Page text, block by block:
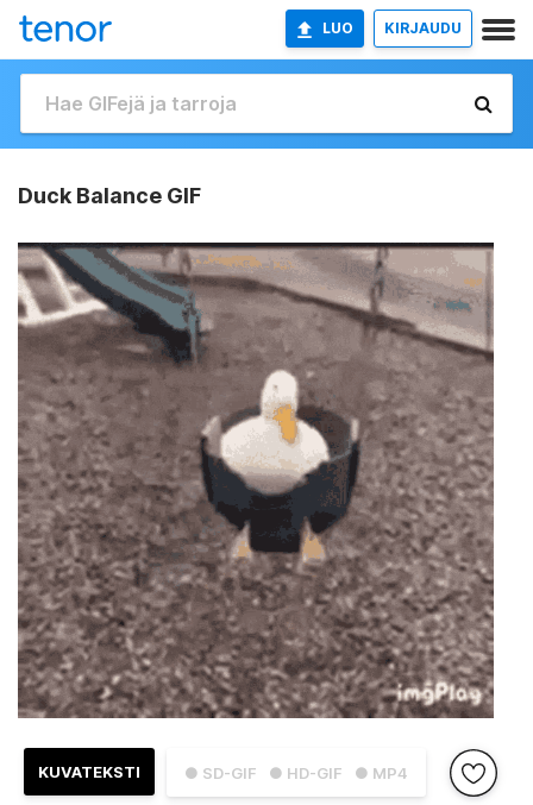
LUO KIRJAUDU
Duck Balance GIF
● SD-GIF ● HD-GIF ● MP4
KUVATEKSTI